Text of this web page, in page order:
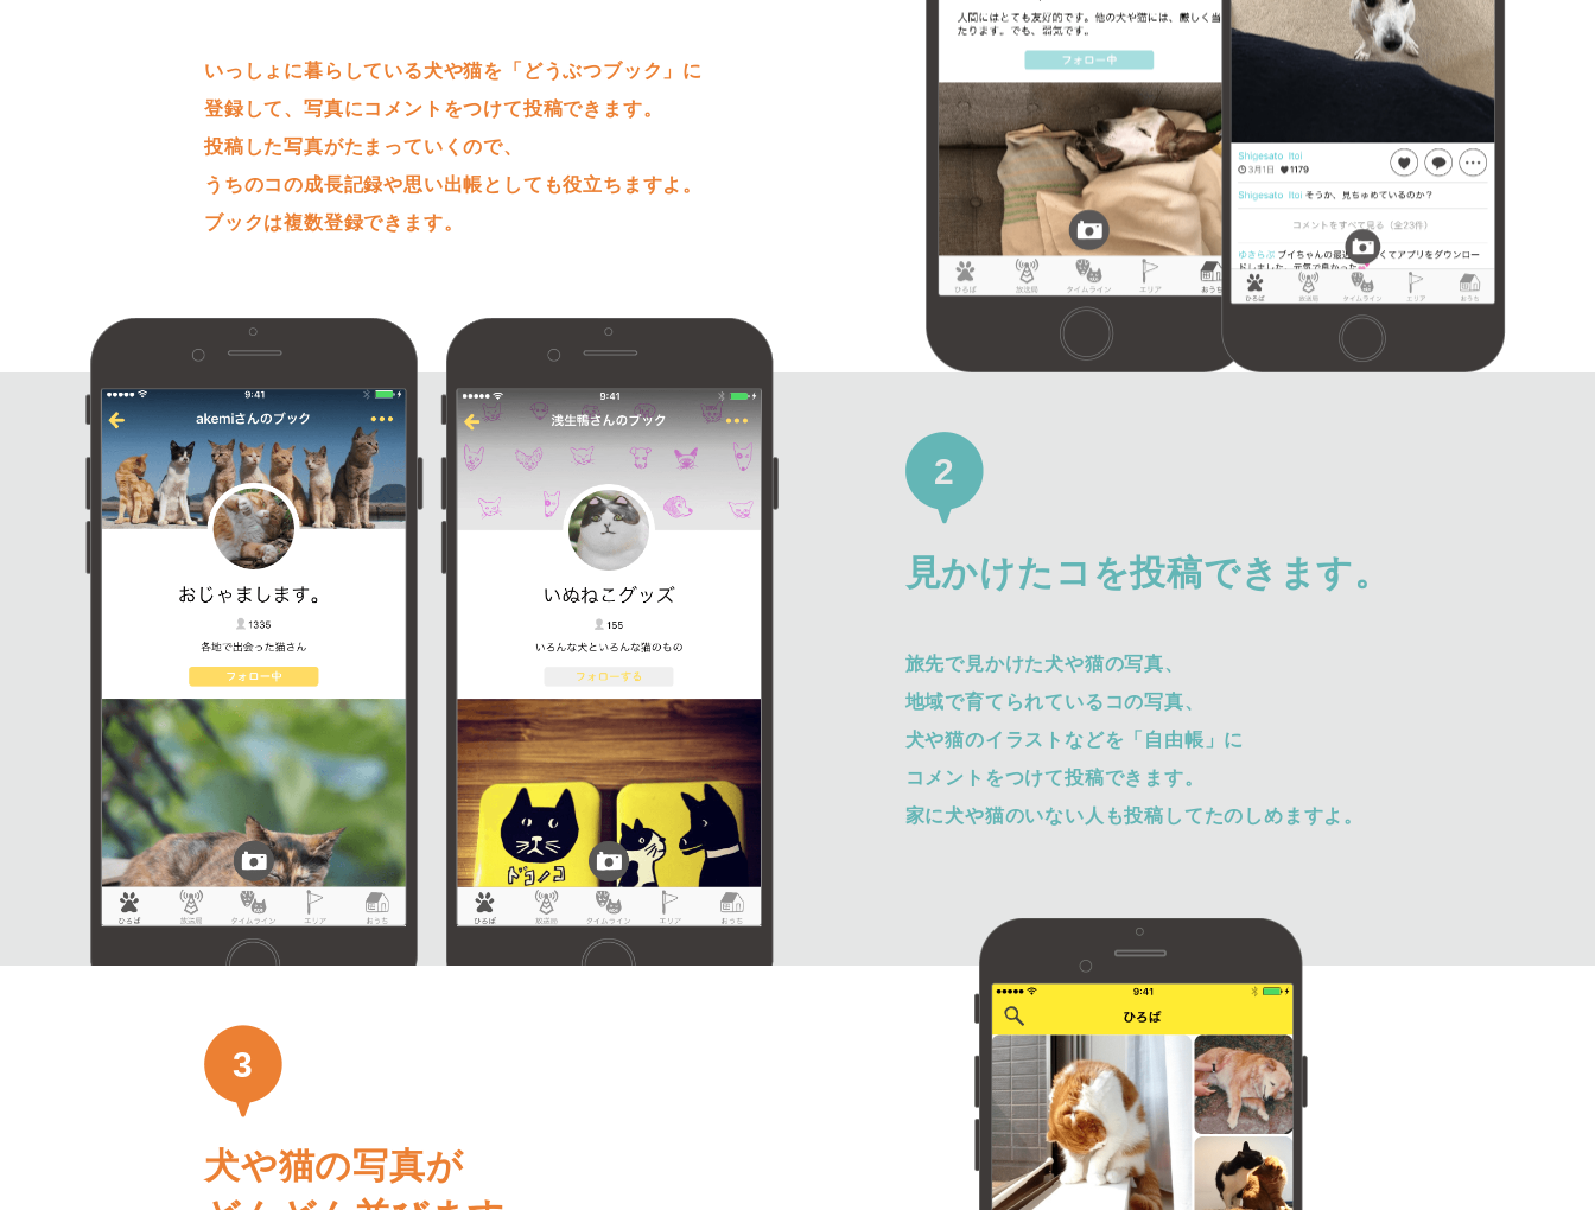
いっしょに暮らしている犬や猫を「どうぶつブック」に
登録して、写真にコメントをつけて投稿できます。
投稿した写真がたまっていくので、
うちのコの成長記録や思い出帳としても役立ちますよ。
ブックは複数登録できます。
2
見かけたコを投稿できます。
旅先で見かけた犬や猫の写真、
地域で育てられているコの写真、
犬や猫のイラストなどを「自由帳」に
コメントをつけて投稿できます。
家に犬や猫のいない人も投稿してたのしめますよ。
3
犬や猫の写真が